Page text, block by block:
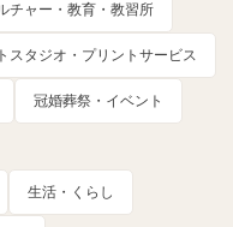
チャー・教育・教習所
スタジオ・プリントサービス
冠婚葬祭・イベント
生活・くらし